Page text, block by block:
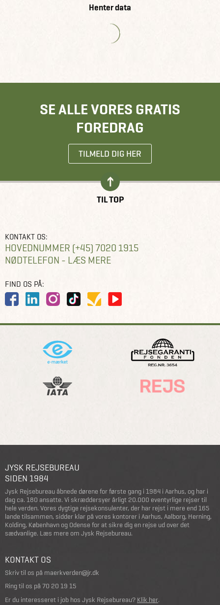
Henter data
SE ALLE VORES GRATIS
FOREDRAG
TILMELD DIG HER
TIL TOP
KONTAKT OS:
HOVEDNUMMER (+45) 7020 1915
NØDTELEFON - LÆS MERE
FIND OS PÅ:
JYSK REJSEBUREAU
SIDEN 1984
Jysk Rejsebureau åbnede dørene for første gang i 1984 i Aarhus, og har i
dag ca. 180 ansatte. Vi skræddersyer årligt 20.000 eventyrlige rejser til
hele verden. Vores dygtige rejsekonsulenter, der har rejst i mere end 165
lande tilsammen, sidder klar på vores kontorer i Aarhus, Aalborg, Herning,
Kolding, København og Odense for at sikre dig en rejse ud over det
sædvanlige. Læs mere om Jysk Rejsebureau.
KONTAKT OS
Skriv til os på maerkverden@jr.dk
Ring til os på 70 20 19 15
Er du interesseret i job hos Jysk Rejsebureau? Klik her.